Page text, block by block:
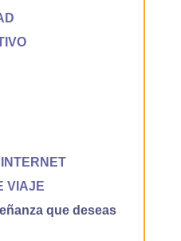
VIAJE
que deseas